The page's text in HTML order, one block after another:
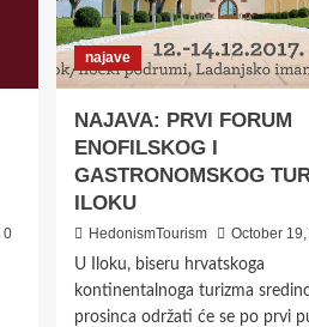
0
najave
NAJAVA: PRVI FORUM
ENOFILSKOG I
GASTRONOMSKOG
ILOKU
HedonismTourism October
U Iloku, biseru hrvatskoga
kontinentalnoga turizma
prosinca održati će se po prvi